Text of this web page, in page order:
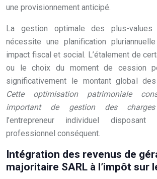
une provisionnement anticipé.
La gestion optimale des plus-values
nécessite une planification
impact fiscal et social. L’étalement de
ou le choix du moment de cession
significativement le montant global
Cette optimisation patrimoniale
important de gestion des
l’entrepreneur individuel disposant
professionnel conséquent.
Intégration des revenus de
majoritaire SARL à l’impôt sur